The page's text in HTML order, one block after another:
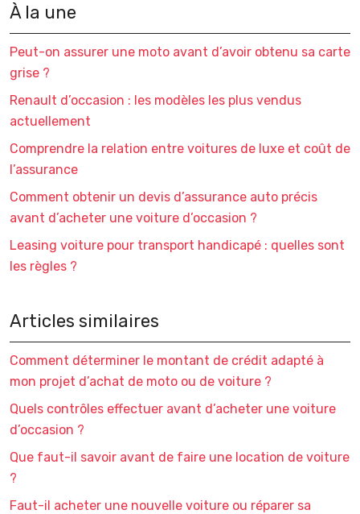
À la une
Peut-on assurer une moto avant d’avoir obtenu sa carte
grise ?
Renault d’occasion : les modèles les plus vendus
actuellement
Comprendre la relation entre voitures de luxe et coût de
l’assurance
Comment obtenir un devis d’assurance auto précis
avant d’acheter une voiture d’occasion ?
Leasing voiture pour transport handicapé : quelles sont
les règles ?
Articles similaires
Comment déterminer le montant de crédit adapté à
mon projet d’achat de moto ou de voiture ?
Quels contrôles effectuer avant d’acheter une voiture
d’occasion ?
Que faut-il savoir avant de faire une location de voiture
?
Faut-il acheter une nouvelle voiture ou réparer sa